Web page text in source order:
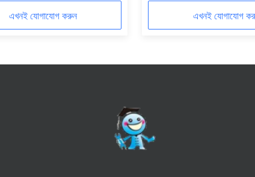
এখনই যোগাযোগ করুন এখনই যোগাযোগ